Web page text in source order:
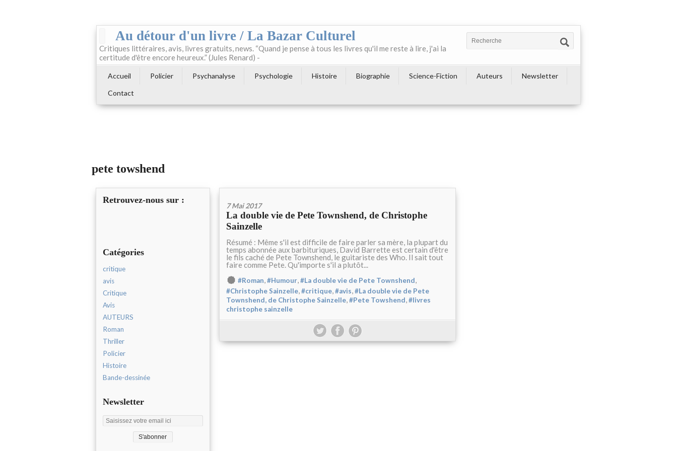
Au détour d'un livre / La Bazar Culturel
Critiques littéraires, avis, livres gratuits, news. “Quand je pense à tous les livres qu'il me reste à lire, j'ai la
certitude d'être encore heureux.” (Jules Renard) -
Accueil Policier Psychanalyse Psychologie Histoire Biographie Science-Fiction Auteurs
Newsletter
Contact
pete towshend
Retrouvez-nous sur :
Catégories
critique
avis
Critique
Avis
AUTEURS
Roman
Thriller
Policier
Histoire
Bande-dessinée
Newsletter
7 Mai 2017
La double vie de Pete Townshend, de Christophe
Sainzelle
Résumé : Même s'il est difficile de faire parler sa mère, la plupart du
temps abonnée aux barbituriques, David Barrette est certain d'être
le fils caché de Pete Townshend, le guitariste des Who. Il sait tout
faire comme Pete. Qu'importe s'il a plutôt...
#Roman,#Humour,#La double vie de Pete Townshend,
#Christophe Sainzelle,#critique,#avis,#La double vie de Pete
Townshend, de Christophe Sainzelle,#Pete Towshend,#livres
christophe sainzelle